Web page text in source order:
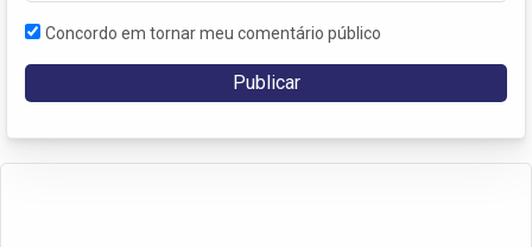
Concordo em tornar meu comentário público